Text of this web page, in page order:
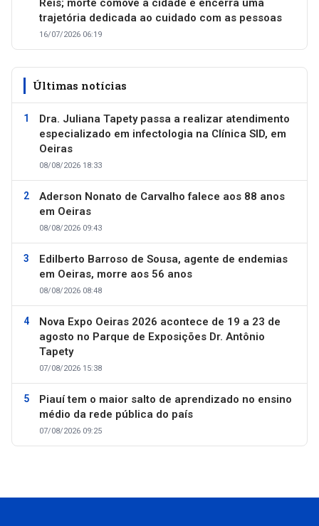
Reis; morte comove a cidade e encerra uma
trajetória dedicada ao cuidado com as pessoas
16/07/2026 06:19
Últimas notícias
Dra. Juliana Tapety passa a realizar atendimento
especializado em infectologia na Clínica SID, em
Oeiras
08/08/2026 18:33
Aderson Nonato de Carvalho falece aos 88 anos
em Oeiras
08/08/2026 09:43
Edilberto Barroso de Sousa, agente de endemias
em Oeiras, morre aos 56 anos
08/08/2026 08:48
Nova Expo Oeiras 2026 acontece de 19 a 23 de
agosto no Parque de Exposições Dr. Antônio
Tapety
07/08/2026 15:38
Piauí tem o maior salto de aprendizado no ensino
médio da rede pública do país
07/08/2026 09:25